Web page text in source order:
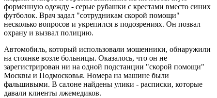
форменную одежду - серые рубашки с крестами вместо синих
футболок. Врач задал "сотрудникам скорой помощи"
несколько вопросов и укрепился в подозрениях. Он позвал
охрану и вызвал полицию.
Автомобиль, который использовали мошенники, обнаружили
на стоянке возле больницы. Оказалось, что он не
зарегистрирован ни на одной подстанции "скорой помощи"
Москвы и Подмосковья. Номера на машине были
фальшивыми. В салоне найдены улики - расписки, которые
давали клиенты лжемедиков.